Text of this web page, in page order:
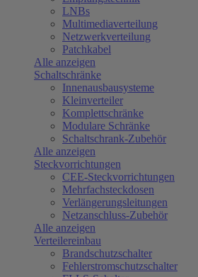
LNBs
Multimediaverteilung
Netzwerkverteilung
Patchkabel
Alle anzeigen
Schaltschränke
Innenausbausysteme
Kleinverteiler
Komplettschränke
Modulare Schränke
Schaltschrank-Zubehör
Alle anzeigen
Steckvorrichtungen
CEE-Steckvorrichtungen
Mehrfachsteckdosen
Verlängerungsleitungen
Netzanschluss-Zubehör
Alle anzeigen
Verteilereinbau
Brandschutzschalter
Fehlerstromschutzschalter